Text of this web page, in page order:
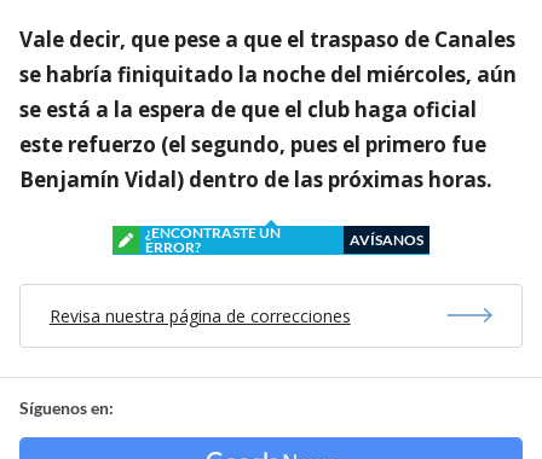
Vale decir, que pese a que el traspaso de Canales
se habría finiquitado la noche del miércoles, aún
se está a la espera de que el club haga oficial
este refuerzo (el segundo, pues el primero fue
Benjamín Vidal) dentro de las próximas horas.
¿ENCONTRASTE UN
ERROR?
AVÍSANOS
Revisa nuestra página de correcciones
Síguenos en: